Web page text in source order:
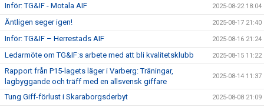
Inför: TG&IF - Motala AIF 2025-08-22 18:04
Äntligen seger igen! 2025-08-17 21:40
Inför: TG&IF – Herrestads AIF 2025-08-16 21:24
Ledarmöte om TG&IF:s arbete med att bli kvalitetsklubb 2025-08-15 11:22
Rapport från P15-lagets läger i Varberg: Träningar,
lagbyggande och träff med en allsvensk giffare
2025-08-14 11:37
Tung Giff-förlust i Skaraborgsderbyt 2025-08-08 21:09